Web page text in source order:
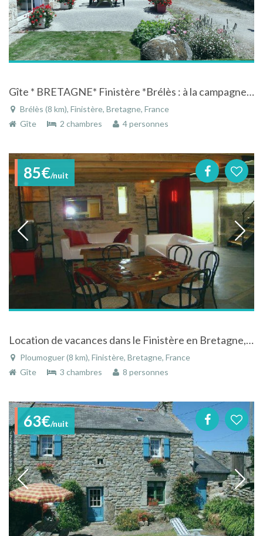
Gîte * BRETAGNE* Finistère *Brélès : à la campagne ,proche mer, 25 km de BREST
Brélès (8 km), Finistère, Bretagne, France
Gîte
2 chambres 4 personnes
85€/nuit
Location de vacances dans le Finistère en Bretagne, charme de l'ancien et confort du moderne
Ploumoguer (8 km), Finistère, Bretagne, France
Gîte
3 chambres 8 personnes
63€/nuit